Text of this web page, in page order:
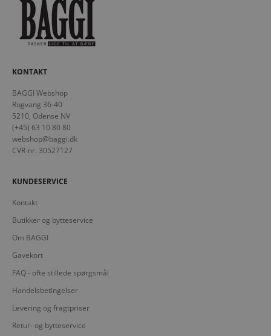
KONTAKT
BAGGI Webshop
Rugvang 36-40
5210, Odense NV
(+45) 63 10 80 80
webshop@baggi.dk
CVR-nr. 30527127
KUNDESERVICE
Kontakt
Butikker og bytteservice
Om BAGGI
Gavekort
FAQ - ofte stillede spørgsmål
Handelsbetingelser
Levering og fragtpriser
Retur- og bytteservice